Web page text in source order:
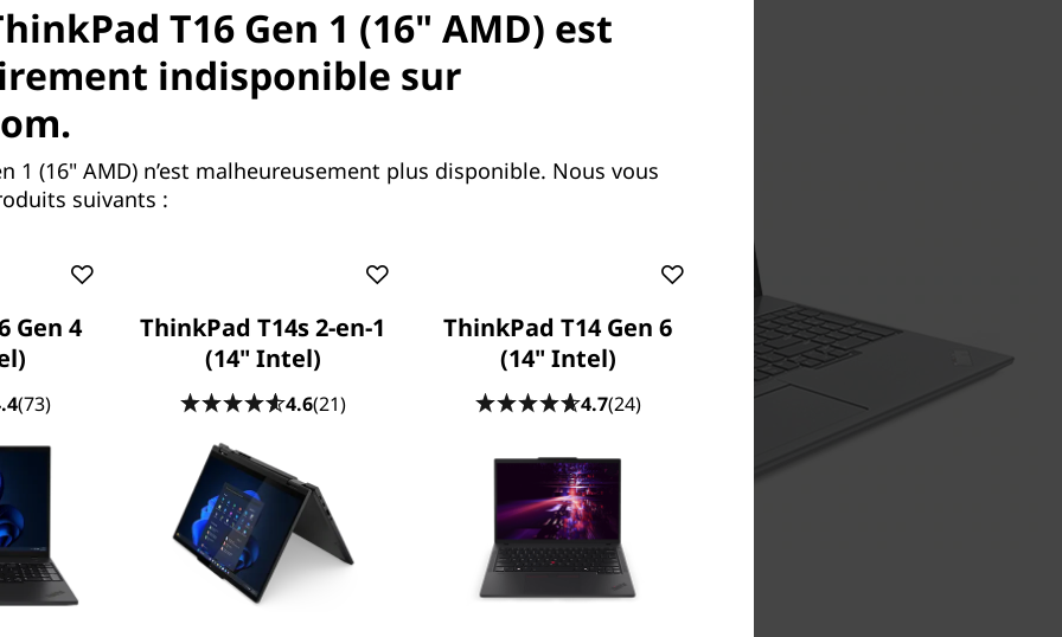
répondre aux besoins
intégré AMD Radeon™
de vos besoins et
tâche, où que vous
T16 Gen 1 (16" AMD) est
indisponible sur
1 (16" AMD) n’est malheureusement plus disponible. Nous vous
suivants :
Gen 4
(73)
ThinkPad T14s 2-en-1
(14" Intel)
4.6(21)
ThinkPad T14 Gen 6
(14" Intel)
4.7(24)